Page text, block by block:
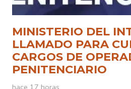
MINISTERIO DEL
LLAMADO PARA
CARGOS DE
PENITENCIARIO